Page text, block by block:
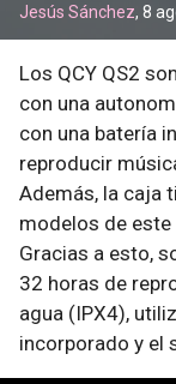
Jesús Sánchez, 8
Los QCY QS2
con una
con una batería
reproducir
Además, la caja
modelos de
Gracias a esto,
32 horas de
agua (IPX4),
incorporado y el